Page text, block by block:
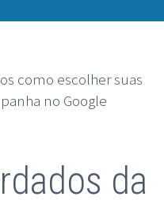
como escolher suas
no Google
da